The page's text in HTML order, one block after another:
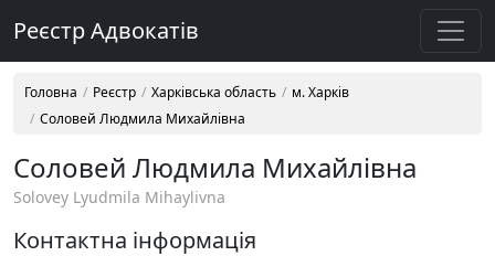
Реєстр Адвокатів
Головна Реєстр Харківська область
м. Харків
Соловей Людмила Михайлівна
Соловей Людмила Михайлівна
Solovey Lyudmila Mihaylivna
Контактна інформація